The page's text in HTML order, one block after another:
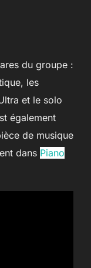
du groupe :
les
et le solo
également
de musique
dans Piano